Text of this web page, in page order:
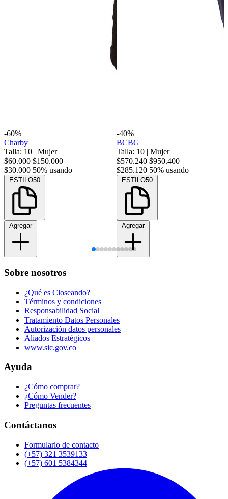
-60%
Charby
Talla: 10 | Mujer
$60.000 $150.000
$30.000 50% usando
ESTILO50
Agregar
-40%
BCBG
Talla: 10 | Mujer
$570.240 $950.400
$285.120 50% usando
ESTILO50
Agregar
Sobre nosotros
¿Qué es Closeando?
Términos y condiciones
Responsabilidad Social
Tratamiento Datos Personales
Autorización datos personales
Aliados Estratégicos
www.sic.gov.co
Ayuda
¿Cómo comprar?
¿Cómo Vender?
Preguntas frecuentes
Contáctanos
Formulario de contacto
(+57) 321 3539133
(+57) 601 5384344